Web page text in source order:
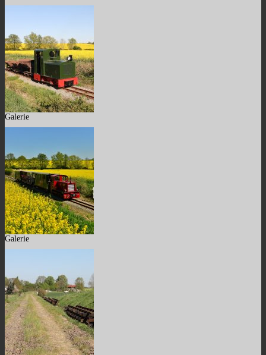
Galerie
Galerie